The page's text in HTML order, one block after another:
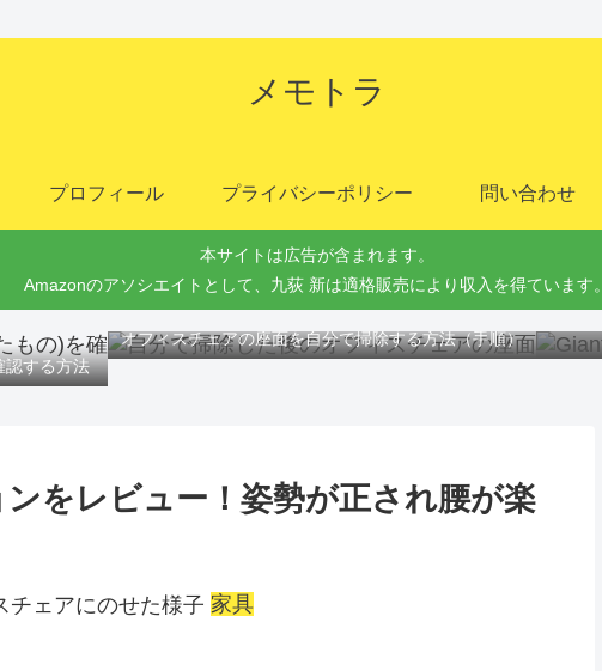
メモトラ
プロフィール プライバシーポリシー 問い合わせ
本サイトは広告が含まれます。
Amazonのアソシエイトとして、九荻 新は適格販売により収入を得ています。
認する方法
オフィスチェアの座面を自分で掃除する方法（手順）
をレビュー！姿勢が正され腰が楽
家具